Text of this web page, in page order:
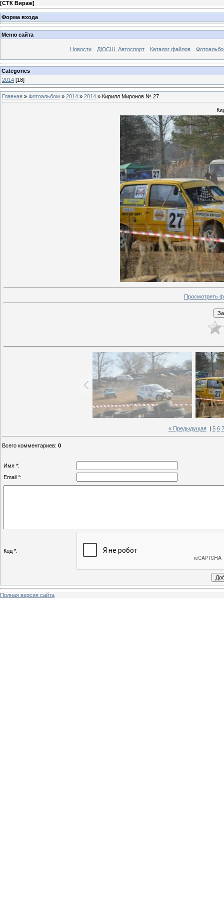
[СТК Вираж]
Форма входа
Меню сайта
Новости ДЮСШ. Автоспорт Каталог файлов
Categories
2014 [18]
Главная » Фотоальбом » 2014 » 2014 » Кирилл Миронов № 27
Просмотреть
« Предыдущая| 5 6 7
Всего комментариев: 0
Имя *:
Email *:
Код *:
Полная версия сайта